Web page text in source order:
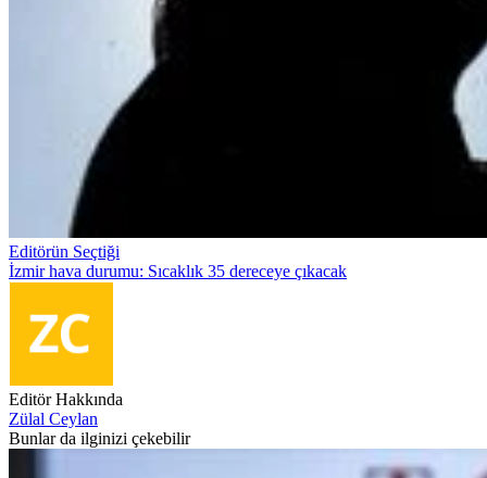
Editörün Seçtiği
İzmir hava durumu: Sıcaklık 35 dereceye çıkacak
Editör Hakkında
Zülal Ceylan
Bunlar da ilginizi çekebilir